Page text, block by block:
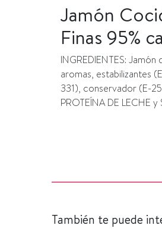
Jamón
Finas 95%
INGREDIENTES:
aromas, estabilizantes
331), conservador (E-
PROTEÍNA DE LECHE y
También te puede